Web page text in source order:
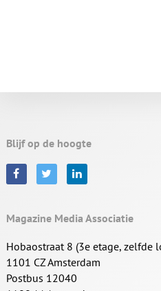
Blijf op de hoogte
Magazine Media Associatie
Hobaostraat 8 (3e etage, zelfde
1101 CZ Amsterdam
Postbus 12040